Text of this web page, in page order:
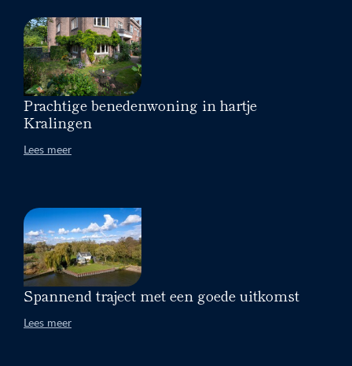
Prachtige benedenwoning in hartje
Kralingen
Lees meer
Spannend traject met een goede uitkomst
Lees meer